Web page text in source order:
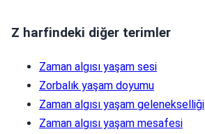
Z harfindeki diğer terimler
Zaman algısı yaşam sesi
Zorbalık yaşam doyumu
Zaman algısı yaşam gelenekselliği
Zaman algısı yaşam mesafesi